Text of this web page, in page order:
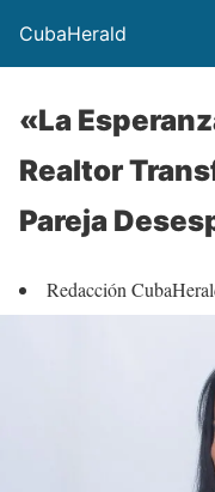
CubaHerald
«La
Realtor
Pareja
Redacción